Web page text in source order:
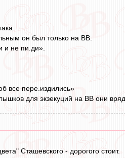
он был только на ВВ.
и не пи.ди».
все пере.издились»
для экзекуций на ВВ они
Сташевского - дорогого стоит.